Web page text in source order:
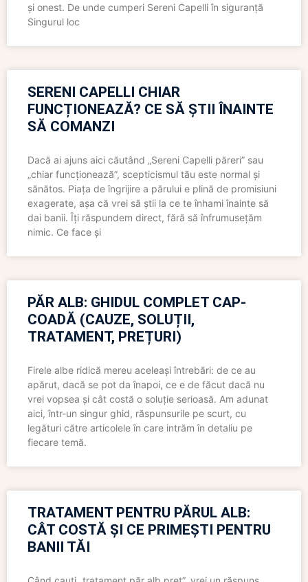
și onest. De unde cumperi Sereni Capelli în siguranță
Singurul loc
SERENI CAPELLI CHIAR
FUNCȚIONEAZĂ? CE SĂ ȘTII ÎNAINTE
SĂ COMANZI
Dacă ai ajuns aici căutând „Sereni Capelli păreri” sau
„chiar funcționează”, scepticismul tău este normal și
sănătos. Piața de îngrijire a părului e plină de promisiuni
exagerate, așa că vrei să știi la ce te înhami înainte să
dai banii. Îți răspundem direct, fără să înfrumusețăm
nimic. Ce face și
PĂR ALB: GHIDUL COMPLET CAP-
COADĂ (CAUZE, SOLUȚII,
TRATAMENT, PREȚURI)
Firele albe ridică mereu aceleași întrebări: de ce au
apărut, dacă se pot da înapoi, ce e de făcut dacă nu
vrei vopsea și cât costă o soluție serioasă. Am adunat
aici, într-un singur ghid, răspunsurile pe scurt, cu
legături către articolele în care intrăm în detaliu pe
fiecare temă.
TRATAMENT PENTRU PĂRUL ALB:
CÂT COSTĂ ȘI CE PRIMEȘTI PENTRU
BANII TĂI